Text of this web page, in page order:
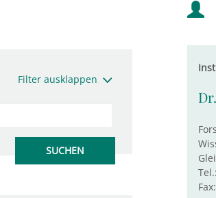
Filter ausklappen
Tel.:
Fax: